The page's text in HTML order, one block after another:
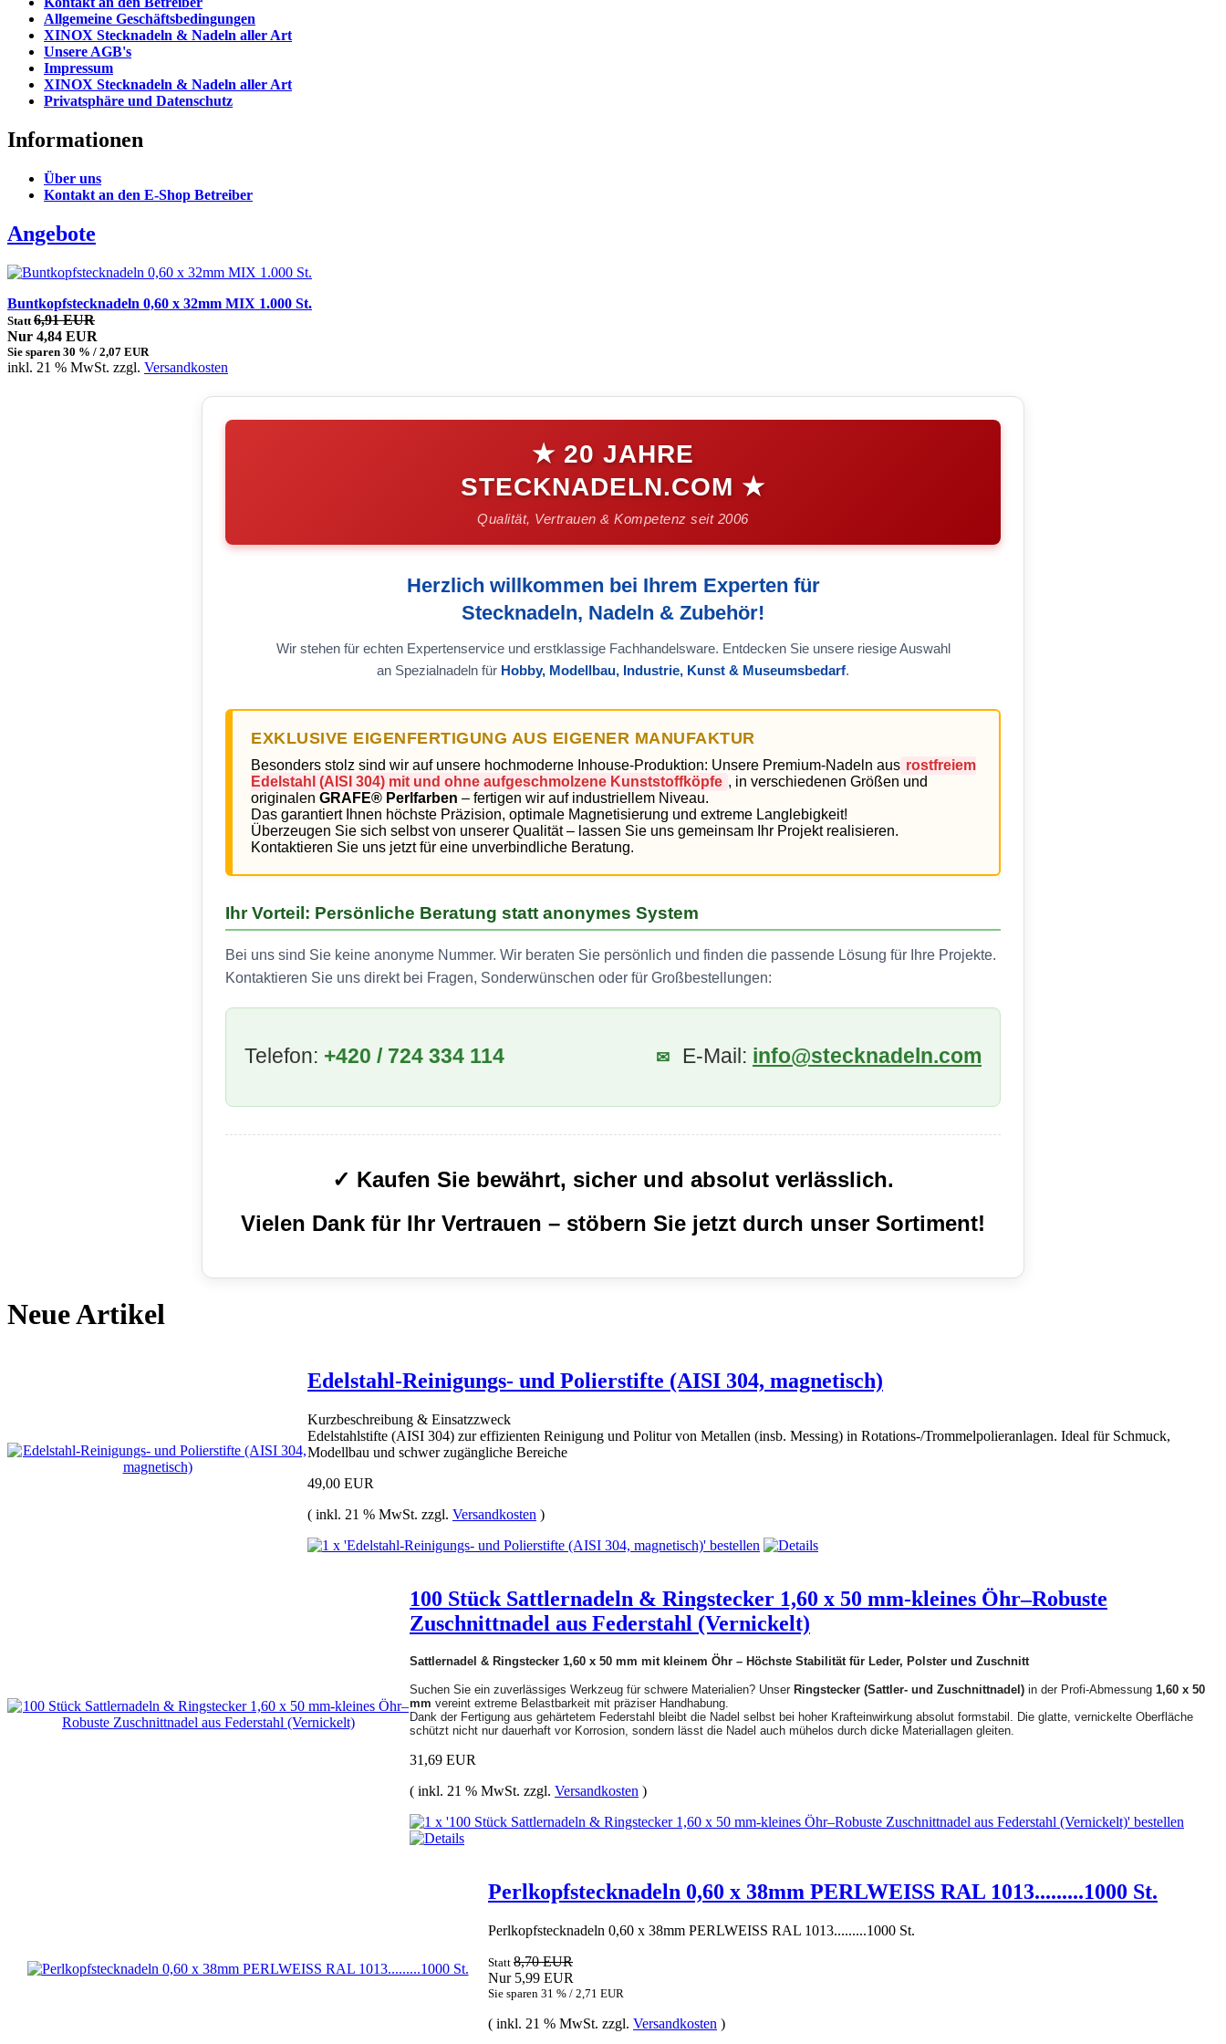
Allgemeine Geschäftsbedingungen
XINOX Stecknadeln & Nadeln aller Art
Unsere AGB's
Impressum
XINOX Stecknadeln & Nadeln aller Art
Privatsphäre und Datenschutz
Informationen
Über uns
Kontakt an den E-Shop Betreiber
Angebote
Buntkopfstecknadeln 0,60 x 32mm MIX 1.000 St.
Statt6,91 EUR
Nur 4,84 EUR
Sie sparen 30 % / 2,07 EUR
inkl. 21 % MwSt. zzgl. Versandkosten
★ 20 JAHRE
STECKNADELN.COM ★
Qualität, Vertrauen & Kompetenz seit 2006
Herzlich willkommen bei Ihrem Experten für
Stecknadeln, Nadeln & Zubehör!
Wir stehen für echten Expertenservice und erstklassige Fachhandelsware. Entdecken Sie unsere riesige Auswahl
an Spezialnadeln für Hobby, Modellbau, Industrie, Kunst & Museumsbedarf.
EXKLUSIVE EIGENFERTIGUNG AUS EIGENER MANUFAKTUR
Besonders stolz sind wir auf unsere hochmoderne Inhouse-Produktion: Unsere Premium-Nadeln aus rostfreiem
Edelstahl (AISI 304) mit und ohne aufgeschmolzene Kunststoffköpfe , in verschiedenen Größen und
originalen GRAFE® Perlfarben – fertigen wir auf industriellem Niveau.
Das garantiert Ihnen höchste Präzision, optimale Magnetisierung und extreme Langlebigkeit!
Überzeugen Sie sich selbst von unserer Qualität – lassen Sie uns gemeinsam Ihr Projekt realisieren.
Kontaktieren Sie uns jetzt für eine unverbindliche Beratung.
Ihr Vorteil: Persönliche Beratung statt anonymes System
Bei uns sind Sie keine anonyme Nummer. Wir beraten Sie persönlich und finden die passende Lösung für Ihre Projekte.
Kontaktieren Sie uns direkt bei Fragen, Sonderwünschen oder für Großbestellungen:
Telefon: +420 / 724 334 114 ✉ E-Mail: info@stecknadeln.com
✓ Kaufen Sie bewährt, sicher und absolut verlässlich.
Vielen Dank für Ihr Vertrauen – stöbern Sie jetzt durch unser Sortiment!
Neue Artikel
Edelstahl-Reinigungs- und Polierstifte (AISI 304, magnetisch)
Kurzbeschreibung & Einsatzzweck
Edelstahlstifte (AISI 304) zur effizienten Reinigung und Politur von Metallen (insb. Messing) in Rotations-/Trommelpolieranlagen. Ideal für Schmuck,
Modellbau und schwer zugängliche Bereiche
49,00 EUR
( inkl. 21 % MwSt. zzgl. Versandkosten )
100 Stück Sattlernadeln & Ringstecker 1,60 x 50 mm-kleines Öhr–Robuste
Zuschnittnadel aus Federstahl (Vernickelt)
Sattlernadel & Ringstecker 1,60 x 50 mm mit kleinem Öhr – Höchste Stabilität für Leder, Polster und Zuschnitt
Suchen Sie ein zuverlässiges Werkzeug für schwere Materialien? Unser Ringstecker (Sattler- und Zuschnittnadel) in der Profi-Abmessung 1,60 x 50
mm vereint extreme Belastbarkeit mit präziser Handhabung.
Dank der Fertigung aus gehärtetem Federstahl bleibt die Nadel selbst bei hoher Krafteinwirkung absolut formstabil. Die glatte, vernickelte Oberfläche
schützt nicht nur dauerhaft vor Korrosion, sondern lässt die Nadel auch mühelos durch dicke Materiallagen gleiten.
31,69 EUR
( inkl. 21 % MwSt. zzgl. Versandkosten )
Perlkopfstecknadeln 0,60 x 38mm PERLWEISS RAL 1013.........1000 St.
Perlkopfstecknadeln 0,60 x 38mm PERLWEISS RAL 1013.........1000 St.
Statt 8,70 EUR
Nur 5,99 EUR
Sie sparen 31 % / 2,71 EUR
( inkl. 21 % MwSt. zzgl. Versandkosten )